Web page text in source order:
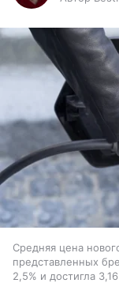
Средняя цена
представленных
2,5% и достигла